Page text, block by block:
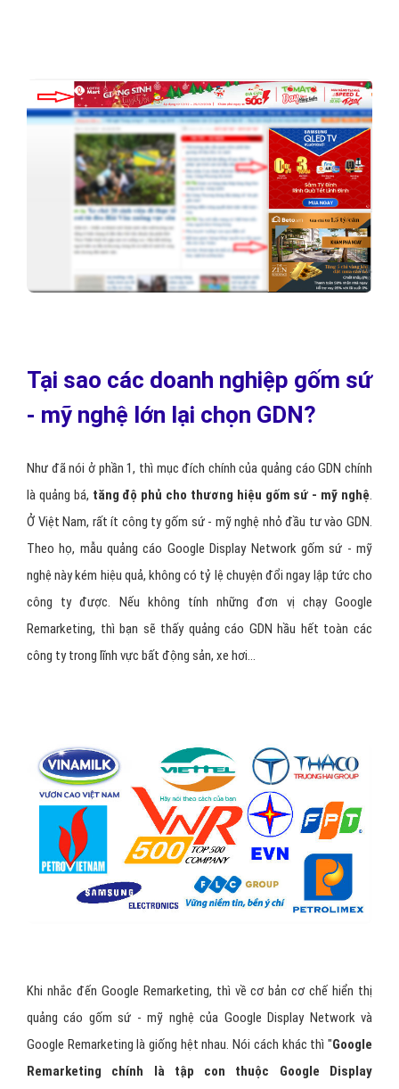
Tại sao các doanh nghiệp gốm sứ
- mỹ nghệ lớn lại chọn GDN?
Như đã nói ở phần 1, thì mục đích chính của quảng cáo GDN chính
là quảng bá, tăng độ phủ cho thương hiệu gốm sứ - mỹ nghệ.
Ở Việt Nam, rất ít công ty gốm sứ - mỹ nghệ nhỏ đầu tư vào GDN.
Theo họ, mẫu quảng cáo Google Display Network gốm sứ - mỹ
nghệ này kém hiệu quả, không có tỷ lệ chuyện đổi ngay lập tức cho
công ty được. Nếu không tính những đơn vị chạy Google
Remarketing, thì bạn sẽ thấy quảng cáo GDN hầu hết toàn các
công ty trong lĩnh vực bất động sản, xe hơi...
Khi nhắc đến Google Remarketing, thì về cơ bản cơ chế hiển thị
quảng cáo gốm sứ - mỹ nghệ của Google Display Network và
Google Remarketing là giống hệt nhau. Nói cách khác thì "Google
Remarketing chính là tập con thuộc Google Display